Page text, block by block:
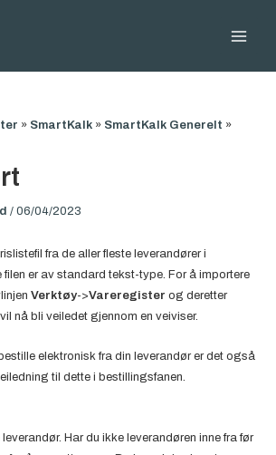
» SmartKalk» SmartKalk Generelt »
/ 06/04/2023
fra de aller fleste leverandører i
er av standard tekst-type. For å importere
Verktøy->Vareregister og deretter
nå bli veiledet gjennom en veiviser.
elektronisk fra din leverandør er det også
til dette i bestillingsfanen.
Har du ikke leverandøren inne fra før